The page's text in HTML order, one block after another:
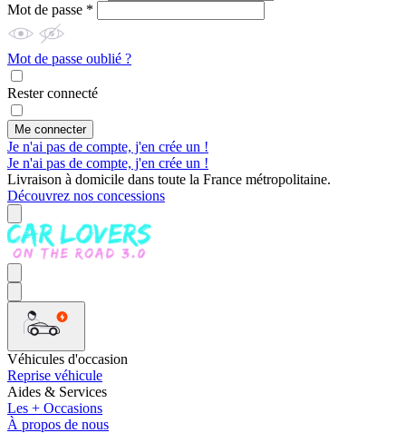
Mot de passe *
Mot de passe oublié ?
Rester connecté
Me connecter
Je n'ai pas de compte, j'en crée un !
Je n'ai pas de compte, j'en crée un !
Livraison à domicile dans toute la France métropolitaine.
Découvrez nos concessions
Véhicules d'occasion
Reprise véhicule
Aides & Services
Les + Occasions
À propos de nous